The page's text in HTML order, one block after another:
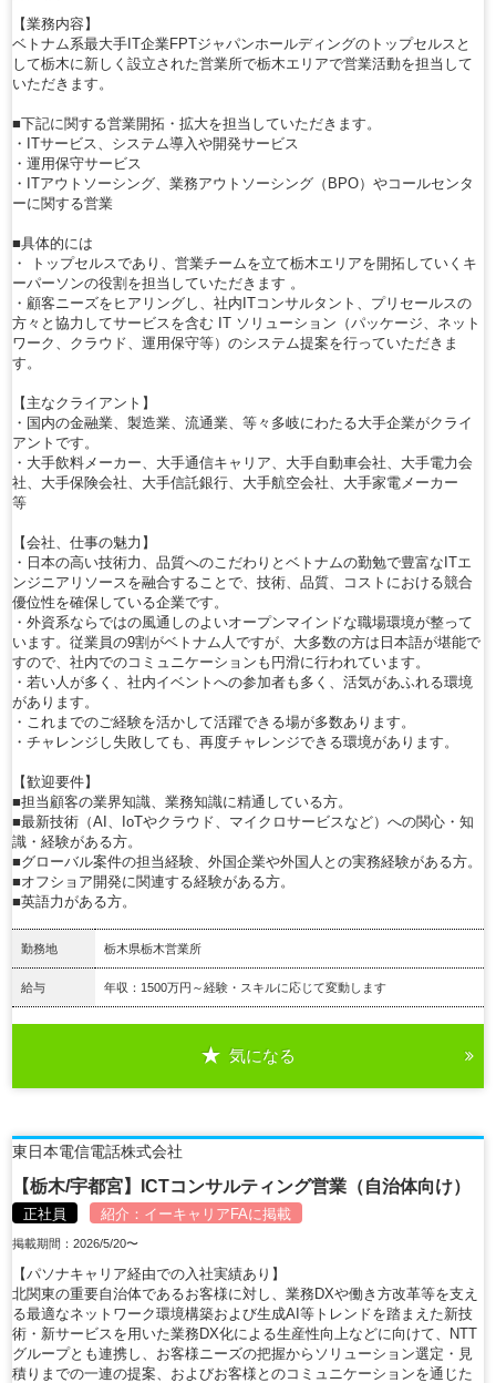
【業務内容】
ベトナム系最大手IT企業FPTジャパンホールディングのトップセルスと
して栃木に新しく設立された営業所で栃木エリアで営業活動を担当して
いただきます。
■下記に関する営業開拓・拡大を担当していただきます。
・ITサービス、システム導入や開発サービス
・運用保守サービス
・ITアウトソーシング、業務アウトソーシング（BPO）やコールセンタ
ーに関する営業
■具体的には
・ トップセルスであり、営業チームを立て栃木エリアを開拓していくキ
ーパーソンの役割を担当していただきます 。
・顧客ニーズをヒアリングし、社内ITコンサルタント、プリセールスの
方々と協力してサービスを含む IT ソリューション（パッケージ、ネット
ワーク、クラウド、運用保守等）のシステム提案を行っていただきま
す。
【主なクライアント】
・国内の金融業、製造業、流通業、等々多岐にわたる大手企業がクライ
アントです。
・大手飲料メーカー、大手通信キャリア、大手自動車会社、大手電力会
社、大手保険会社、大手信託銀行、大手航空会社、大手家電メーカー
等
【会社、仕事の魅力】
・日本の高い技術力、品質へのこだわりとベトナムの勤勉で豊富なITエ
ンジニアリソースを融合することで、技術、品質、コストにおける競合
優位性を確保している企業です。
・外資系ならではの風通しのよいオープンマインドな職場環境が整って
います。従業員の9割がベトナム人ですが、大多数の方は日本語が堪能で
すので、社内でのコミュニケーションも円滑に行われています。
・若い人が多く、社内イベントへの参加者も多く、活気があふれる環境
があります。
・これまでのご経験を活かして活躍できる場が多数あります。
・チャレンジし失敗しても、再度チャレンジできる環境があります。
【歓迎要件】
■担当顧客の業界知識、業務知識に精通している方。
■最新技術（AI、IoTやクラウド、マイクロサービスなど）への関心・知
識・経験がある方。
■グローバル案件の担当経験、外国企業や外国人との実務経験がある方。
■オフショア開発に関連する経験がある方。
■英語力がある方。
勤務地 栃木県栃木営業所
給与 年収：1500万円～経験・スキルに応じて変動します
気になる
東日本電信電話株式会社
【栃木/宇都宮】ICTコンサルティング営業（自治体向け）
正社員 紹介： イーキャリアFAに掲載
掲載期間：2026/5/20〜
【パソナキャリア経由での入社実績あり】
北関東の重要自治体であるお客様に対し、業務DXや働き方改革等を支え
る最適なネットワーク環境構築および生成AI等トレンドを踏まえた新技
術・新サービスを用いた業務DX化による生産性向上などに向けて、NTT
グループとも連携し、お客様ニーズの把握からソリューション選定・見
積りまでの一連の提案、およびお客様とのコミュニケーションを通じた